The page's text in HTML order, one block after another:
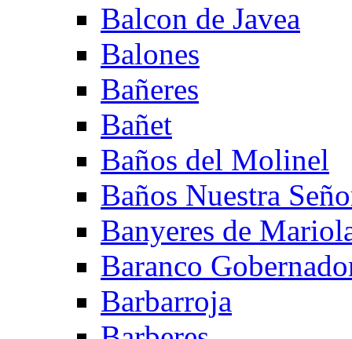
Balcon de Javea
Balones
Bañeres
Bañet
Baños del Molinel
Baños Nuestra
Banyeres de
Baranco
Barbarroja